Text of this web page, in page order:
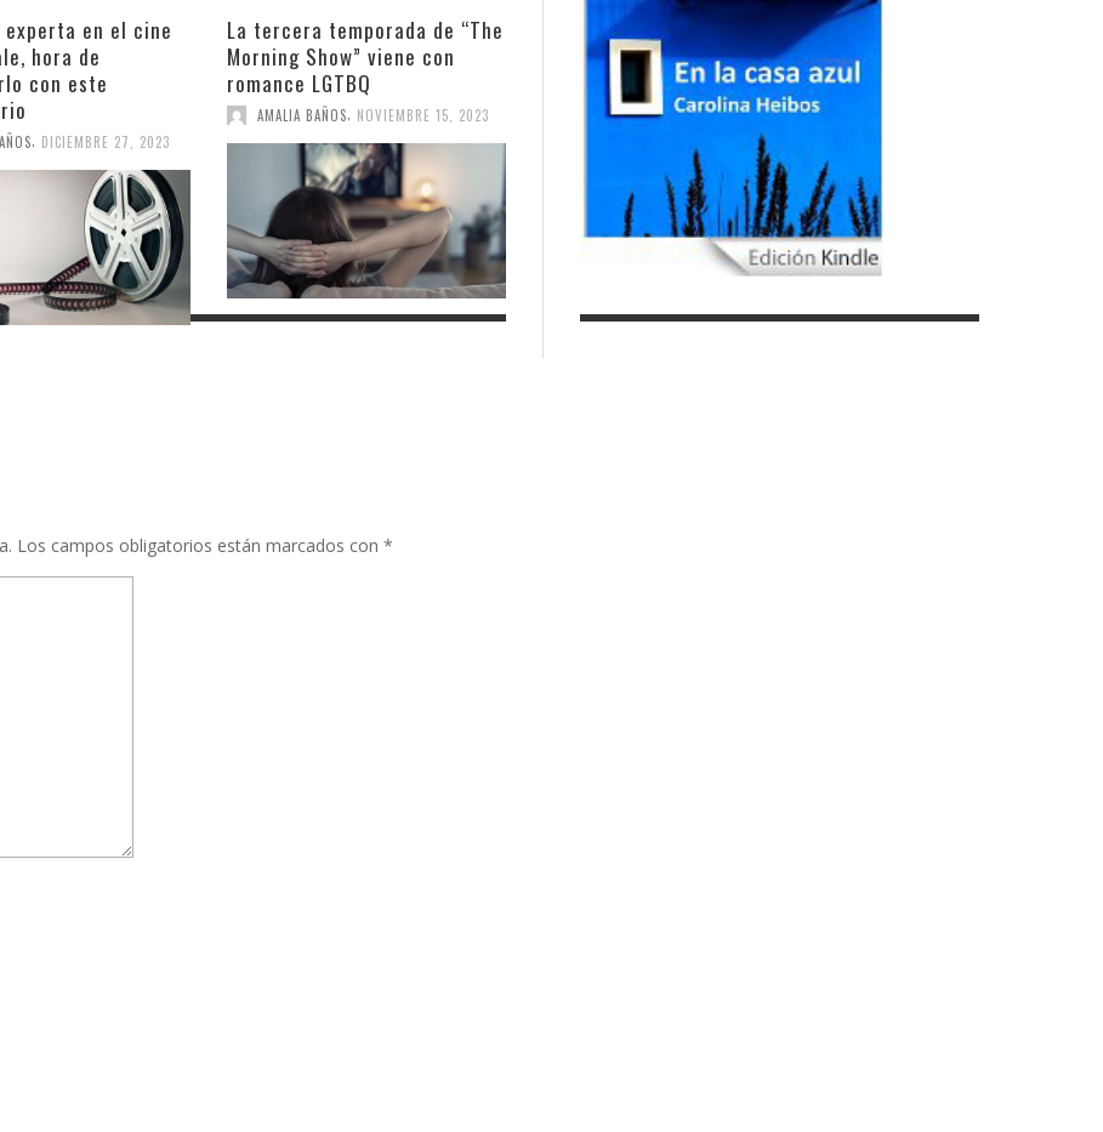
experta en el cine
hora de
con este
DICIEMBRE 27, 2023
La tercera temporada de “The
Morning Show” viene con
romance LGTBQ
AMALIA BAÑOS NOVIEMBRE 15, 2023
Los campos obligatorios están marcados con *